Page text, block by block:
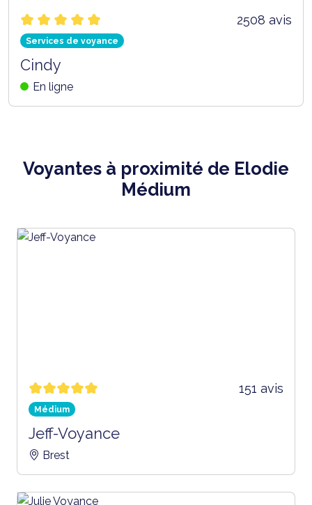
2508 avis
Services de voyance
Cindy
En ligne
Voyantes à proximité de Elodie
Médium
151 avis
Médium
Jeff-Voyance
Brest